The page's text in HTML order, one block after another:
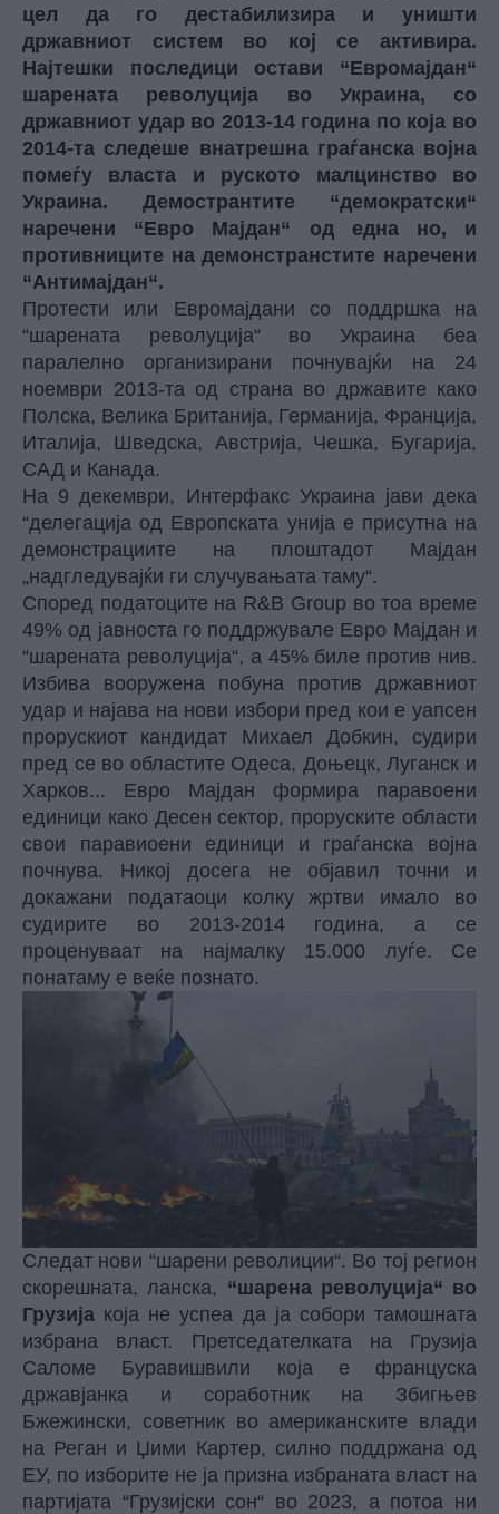
цел да го дестабилизира и уништи
државниот систем во кој се активира.
Најтешки последици остави “Евромајдан“
шарената револуција во Украина, со
државниот удар во 2013-14 година по која во
2014-та следеше внатрешна граѓанска војна
помеѓу власта и руското малцинство во
Украина. Демострантите “демократски“
наречени “Евро Мајдан“ од една но, и
противниците на демонстранстите наречени
“Антимајдан“.
Протести или Евромајдани со поддршка на
“шарената револуција“ во Украина беа
паралелно организирани почнувајќи на 24
ноември 2013-та од страна во државите како
Полска, Велика Британија, Германија, Франција,
Италија, Шведска, Австрија, Чешка, Бугарија,
САД и Канада.
На 9 декември, Интерфакс Украина јави дека
“делегација од Европската унија е присутна на
демонстрациите на плоштадот Мајдан
„надгледувајќи ги случувањата таму“.
Според податоците на R&B Group во тоа време
49% од јавноста го поддржувале Евро Мајдан и
“шарената револуција“, а 45% биле против нив.
Избива вооружена побуна против државниот
удар и најава на нови избори пред кои е уапсен
прорускиот кандидат Михаел Добкин, судири
пред се во областите Одеса, Доњецк, Луганск и
Харков... Евро Мајдан формира паравоени
единици како Десен сектор, проруските области
свои паравиоени единици и граѓанска војна
почнува. Никој досега не објавил точни и
докажани податаоци колку жртви имало во
судирите во 2013-2014 година, а се
проценуваат на најмалку 15.000 луѓе. Се
понатаму е веќе познато.
Следат нови “шарени револиции“. Во тој регион
скорешната, ланска, “шарена револуција“ во
Грузија која не успеа да ја собори тамошната
избрана власт. Претседателката на Грузија
Саломе Буравишвили која е француска
државјанка и соработник на Збигњев
Бжежински, советник во американските влади
на Реган и Џими Картер, силно поддржана од
ЕУ, по изборите не ја призна избраната власт на
партијата “Грузијски сон“ во 2023, а потоа ни